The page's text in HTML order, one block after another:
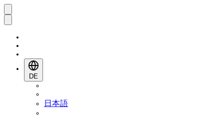
DE
日本語